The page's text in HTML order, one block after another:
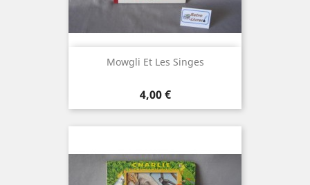
Mowgli Et Les Singes
Prix
4,00 €